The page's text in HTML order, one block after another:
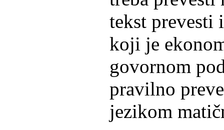
tekst prevesti
koji je
govornom
pravilno
jezikom